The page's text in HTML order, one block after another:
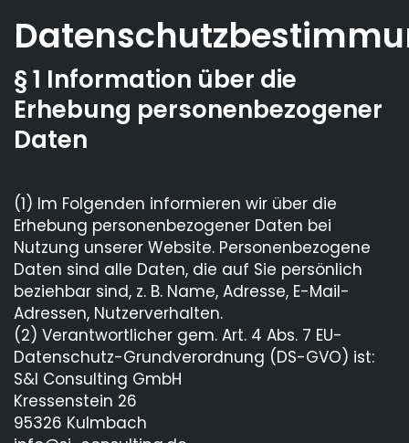
§ 1 Information über die
Erhebung personenbezogener
Daten
(1) Im Folgenden informieren wir über die
Erhebung personenbezogener Daten bei
Nutzung unserer Website. Personenbezogene
Daten sind alle Daten, die auf Sie persönlich
beziehbar sind, z. B. Name, Adresse, E-Mail-
Adressen, Nutzerverhalten.
(2) Verantwortlicher gem. Art. 4 Abs. 7 EU-
Datenschutz-Grundverordnung (DS-GVO) ist:
S&I Consulting GmbH
Kressenstein 26
95326 Kulmbach